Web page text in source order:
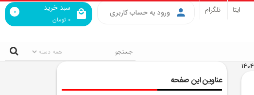
سبد خرید
0 تومان
0 ورود به حساب کاربری ایتا تلگرام
عناوین این صفحه